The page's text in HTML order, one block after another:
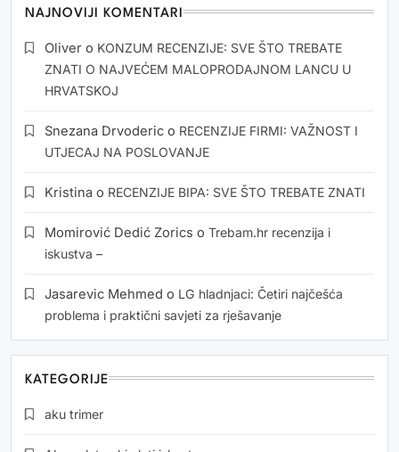
NAJNOVIJI KOMENTARI
Oliver o KONZUM RECENZIJE: SVE ŠTO TREBATE
ZNATI O NAJVEĆEM MALOPRODAJNOM LANCU U
HRVATSKOJ
Snezana Drvoderic o RECENZIJE FIRMI: VAŽNOST I
UTJECAJ NA POSLOVANJE
Kristina o RECENZIJE BIPA: SVE ŠTO TREBATE ZNATI
Momirović Dedić Zorics o Trebam.hr recenzija i
iskustva –
Jasarevic Mehmed o LG hladnjaci: Četiri najčešća
problema i praktični savjeti za rješavanje
KATEGORIJE
aku trimer